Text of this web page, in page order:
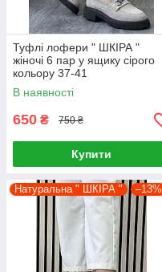
Туфлі лофери " ШКІРА "
жіночі 6 пар у ящику сірого
кольору 37-41
В наявності
650 ₴ 750 ₴
Купити
Натуральна " ШКІРА " –13%